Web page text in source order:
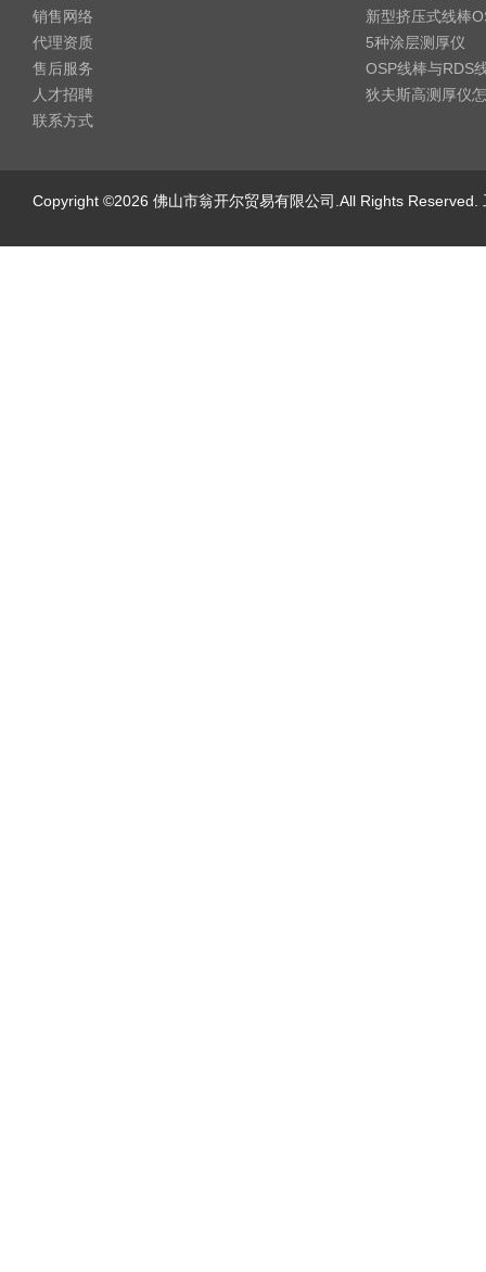
销售网络
代理资质
售后服务
人才招聘
联系方式
新型挤压式线棒
5种涂层测厚仪
OSP线棒与RDS
狄夫斯高测厚仪
Copyright ©2026 佛山市翁开尔贸易有限公司.All Rights Reserved.